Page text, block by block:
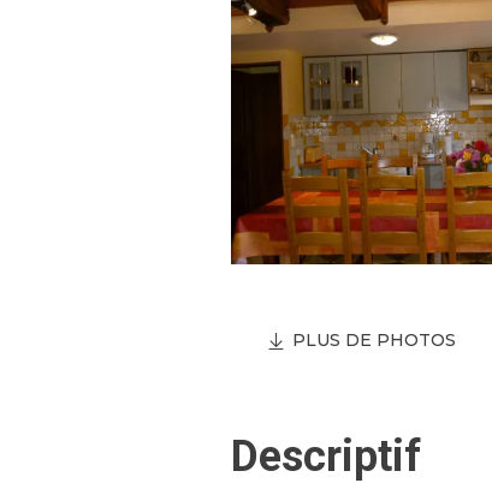
PLUS DE PHOTOS
Descriptif